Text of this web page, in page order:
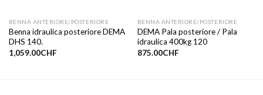
BENNA ANTERIORE/POSTERIORE
Benna idraulica posteriore DEMA
DHS 140.
1,059.00CHF
BENNA ANTERIORE/POSTERIORE
DEMA Pala posteriore / Pala
idraulica 400kg 120
875.00CHF